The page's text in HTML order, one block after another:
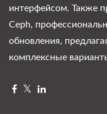
интерфейсом. Также
Ceph,
обновления,
комплексные